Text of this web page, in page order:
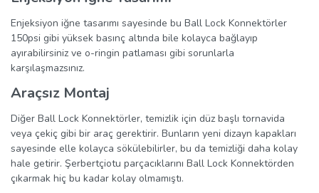
Enjeksiyon iğne tasarımı sayesinde bu Ball Lock Konnektörler
150psi gibi yüksek basınç altında bile kolayca bağlayıp
ayırabilirsiniz ve o-ringin patlaması gibi sorunlarla
karşılaşmazsınız.
Araçsız Montaj
Diğer Ball Lock Konnektörler, temizlik için düz başlı tornavida
veya çekiç gibi bir araç gerektirir. Bunların yeni dizayn kapakları
sayesinde elle kolayca sökülebilirler, bu da temizliği daha kolay
hale getirir. Şerbertçiotu parçacıklarını Ball Lock Konnektörden
çıkarmak hiç bu kadar kolay olmamıştı.